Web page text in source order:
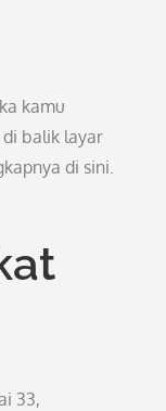
kamu
balik layar
di sini.
33,